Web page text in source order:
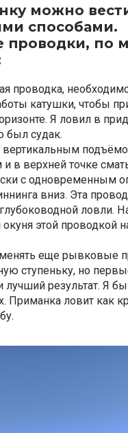
можно
способами.
проводки, по
проводка,
катушки, чтобы
Я ловил в
был судак.
вертикальным
и в верхней точке
с одновременным
вниз. Эта
ловли.
этой проводкой
еще рывковые
ступеньку, но
лучший результат. Я
Приманка ловит как